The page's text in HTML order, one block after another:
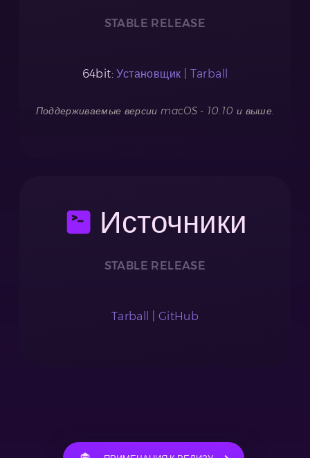
STABLE RELEASE
64bit:Установщик Tarball
Поддерживаемые версии macOS - 10.10 и выше.
Источники
STABLE RELEASE
Tarball GitHub